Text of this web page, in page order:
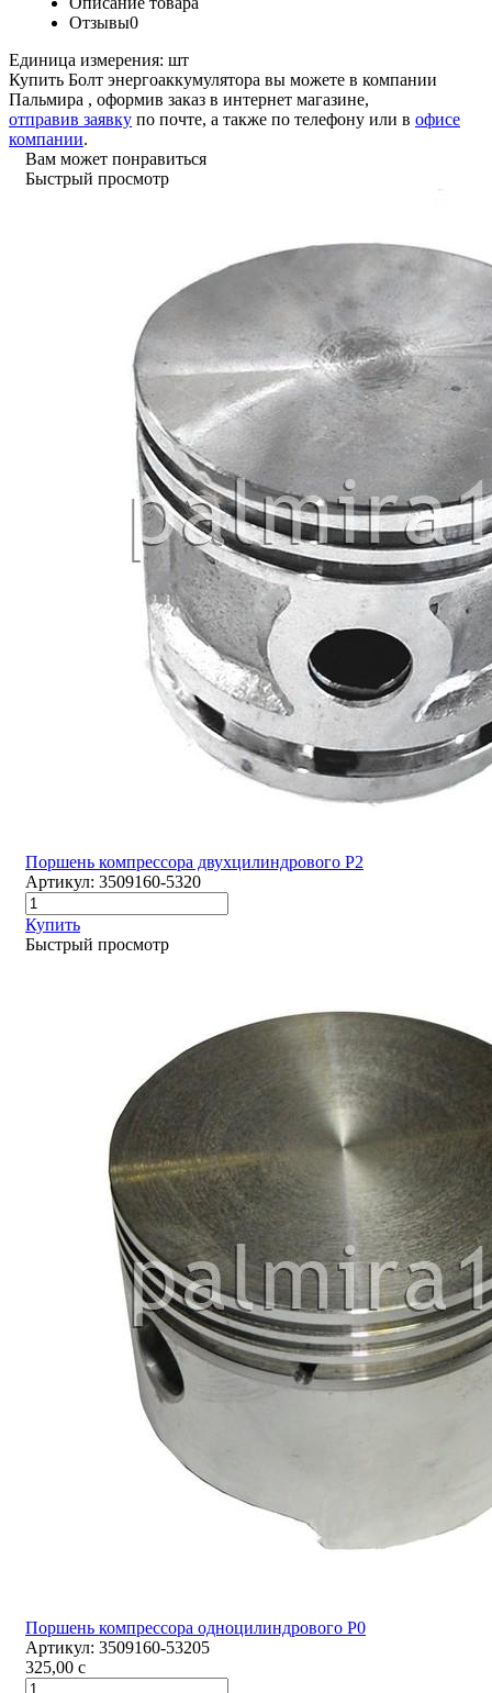
Отзывы0
Единица измерения: шт
Купить Болт энергоаккумулятора вы можете в компании
Пальмира , оформив заказ в интернет магазине,
отправив заявку по почте, а также по телефону или в офисе
компании.
Вам может понравиться
Быстрый просмотр
Поршень компрессора двухцилиндрового Р2
Артикул: 3509160-5320
Купить
Быстрый просмотр
Поршень компрессора одноцилиндрового Р0
Артикул: 3509160-53205
325,00 c